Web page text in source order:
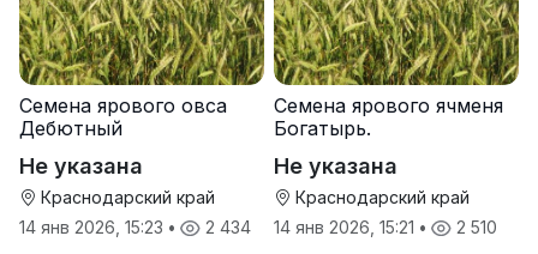
Семена ярового овса
Дебютный
Не указана
Краснодарский край
14 янв 2026, 15:23 • 2 434
Семена ярового ячменя
Богатырь.
Не указана
Краснодарский край
14 янв 2026, 15:21 • 2 510